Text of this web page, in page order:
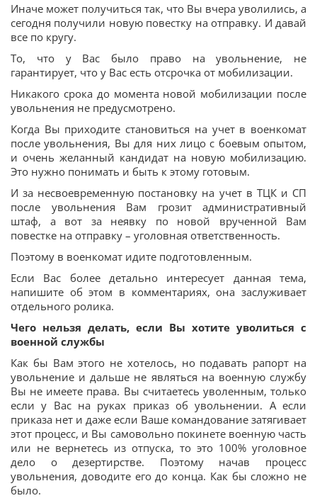
Иначе может получиться так, что Вы вчера уволились, а
сегодня получили новую повестку на отправку. И давай
все по кругу.
То, что у Вас было право на увольнение, не
гарантирует, что у Вас есть отсрочка от мобилизации.
Никакого срока до момента новой мобилизации после
увольнения не предусмотрено.
Когда Вы приходите становиться на учет в военкомат
после увольнения, Вы для них лицо с боевым опытом,
и очень желанный кандидат на новую мобилизацию.
Это нужно понимать и быть к этому готовым.
И за несвоевременную постановку на учет в ТЦК и СП
после увольнения Вам грозит административный
штаф, а вот за неявку по новой врученной Вам
повестке на отправку – уголовная ответственность.
Поэтому в военкомат идите подготовленным.
Если Вас более детально интересует данная тема,
напишите об этом в комментариях, она заслуживает
отдельного ролика.
Чего нельзя делать, если Вы хотите уволиться с
военной службы
Как бы Вам этого не хотелось, но подавать рапорт на
увольнение и дальше не являться на военную службу
Вы не имеете права. Вы считаетесь уволенным, только
если у Вас на руках приказ об увольнении. А если
приказа нет и даже если Ваше командование затягивает
этот процесс, и Вы самовольно покинете военную часть
или не вернетесь из отпуска, то это 100% уголовное
дело о дезертирстве. Поэтому начав процесс
увольнения, доводите его до конца. Как бы сложно не
было.